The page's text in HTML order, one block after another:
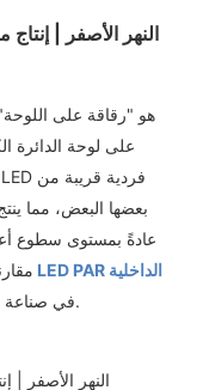
بعضها البعض، مما
مصابيح LED PAR الداخلية
في صناعة الترفيه لخلق تأثيرات إضاءة ملونة وديناميكية.